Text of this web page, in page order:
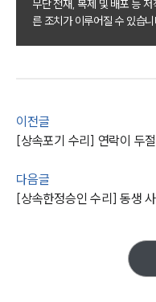
가
무단 전재, 복제 및 배포 등
른 조치가 이루어질 수 있습
이전글
[상속포기 수리] 연락이 두
다음글
[상속한정승인 수리] 동생